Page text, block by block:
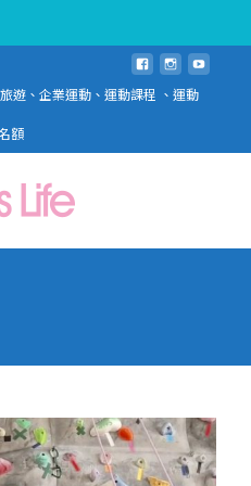
遊、企業運動、運動課程 、運動
額